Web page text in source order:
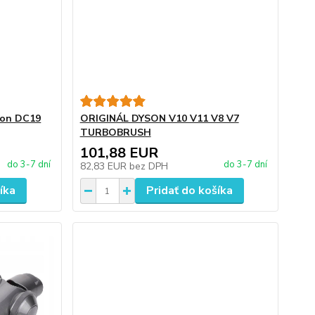
DC19
do 3-7 dní
ORIGINÁL DYSON V10 V11 V8 V7
TURBOBRUSH
101,88 EUR
82,83 EUR bez DPH do 3-7 dní
Pridať do košíka